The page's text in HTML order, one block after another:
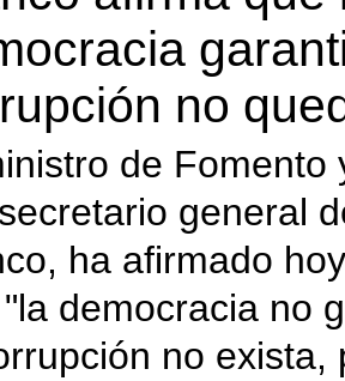
no
de Fomento
general
ha afirmado
democracia no
no exista,